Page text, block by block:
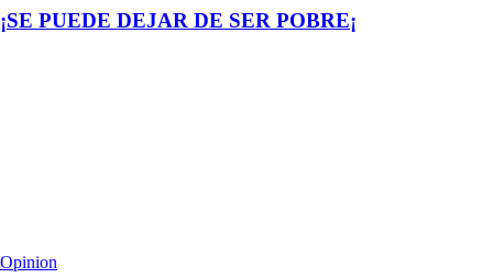
¡SE PUEDE DEJAR DE SER POBRE¡
Opinion